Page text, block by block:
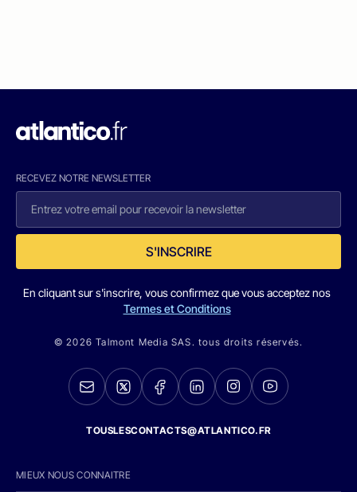
RECEVEZ NOTRE NEWSLETTER
S'INSCRIRE
En cliquant sur s'inscrire, vous confirmez que vous acceptez nos
Termes et Conditions
© 2026 Talmont Media SAS. tous droits réservés.
TOUSLESCONTACTS@ATLANTICO.FR
MIEUX NOUS CONNAITRE